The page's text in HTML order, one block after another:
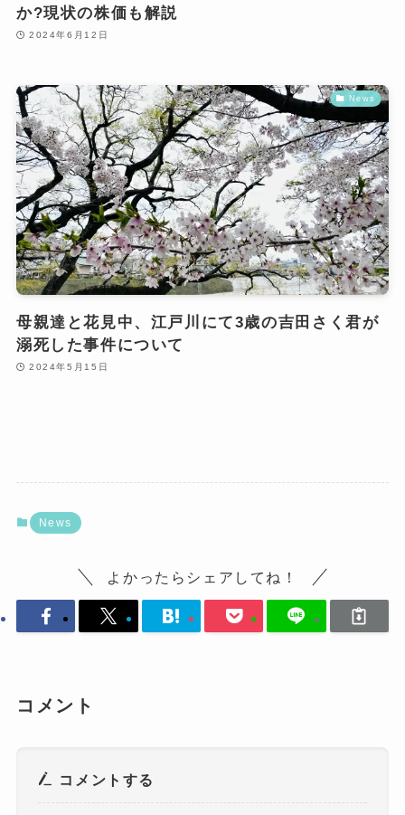
か?現状の株価も解説
2024年6月12日
News
母親達と花見中、江戸川にて3歳の吉田さく君が
溺死した事件について
2024年5月15日
News
よかったらシェアしてね！
コメント
コメントする